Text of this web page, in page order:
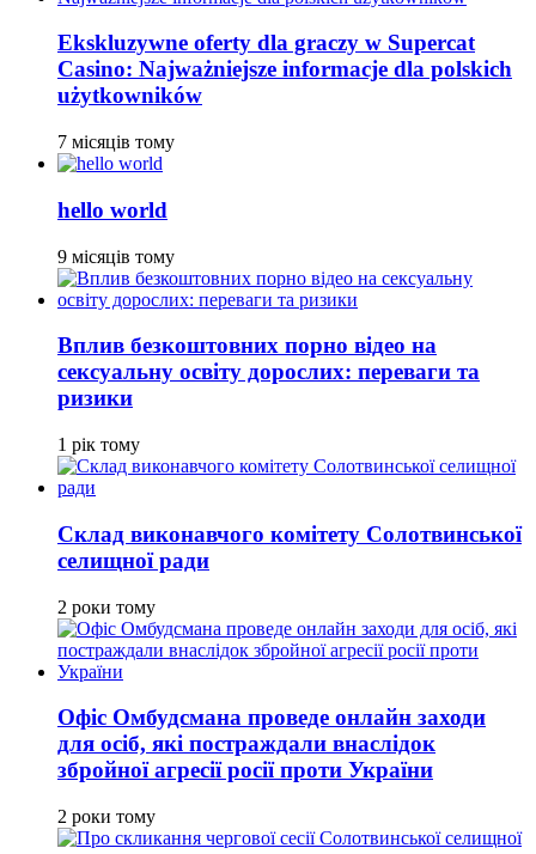
Ekskluzywne oferty dla graczy w Supercat
Casino: Najważniejsze informacje dla polskich
użytkowników
7 місяців тому
hello world
9 місяців тому
Вплив безкоштовних порно відео на
сексуальну освіту дорослих: переваги та
ризики
1 рік тому
Склад виконавчого комітету Солотвинської
селищної ради
2 роки тому
Офіс Омбудсмана проведе онлайн заходи
для осіб, які постраждали внаслідок
збройної агресії росії проти України
2 роки тому